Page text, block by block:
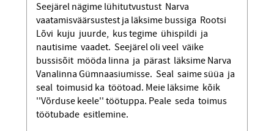
Seejärel nägime lühitutvustust Narva
vaatamisväärsustest ja läksime bussiga Rootsi
Lõvi kuju juurde, kus tegime ühispildi ja
nautisime vaadet. Seejärel oli veel väike
bussisõit mööda linna ja pärast läksime Narva
Vanalinna Gümnaasiumisse. Seal saime süüa ja
seal toimusid ka töötoad. Meie läksime kõik
''Võrduse keele'' töötuppa. Peale seda toimus
töötubade esitlemine.